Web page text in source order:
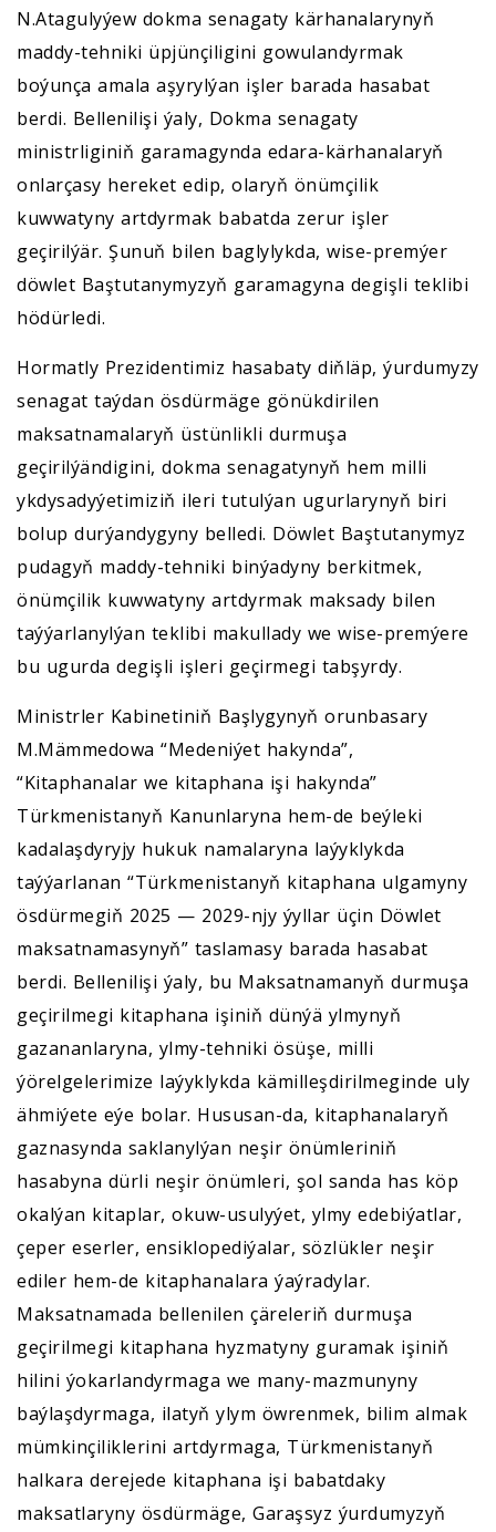
N.Atagulyýew dokma senagaty kärhanalarynyň
maddy-tehniki üpjünçiligini gowulandyrmak
boýunça amala aşyrylýan işler barada hasabat
berdi. Bellenilişi ýaly, Dokma senagaty
ministrliginiň garamagynda edara-kärhanalaryň
onlarçasy hereket edip, olaryň önümçilik
kuwwatyny artdyrmak babatda zerur işler
geçirilýär. Şunuň bilen baglylykda, wise-premýer
döwlet Baştutanymyzyň garamagyna degişli teklibi
hödürledi.
Hormatly Prezidentimiz hasabaty diňläp, ýurdumyzy
senagat taýdan ösdürmäge gönükdirilen
maksatnamalaryň üstünlikli durmuşa
geçirilýändigini, dokma senagatynyň hem milli
ykdysadyýetimiziň ileri tutulýan ugurlarynyň biri
bolup durýandygyny belledi. Döwlet Baştutanymyz
pudagyň maddy-tehniki binýadyny berkitmek,
önümçilik kuwwatyny artdyrmak maksady bilen
taýýarlanylýan teklibi makullady we wise-premýere
bu ugurda degişli işleri geçirmegi tabşyrdy.
Ministrler Kabinetiniň Başlygynyň orunbasary
M.Mämmedowa “Medeniýet hakynda”,
“Kitaphanalar we kitaphana işi hakynda”
Türkmenistanyň Kanunlaryna hem-de beýleki
kadalaşdyryjy hukuk namalaryna laýyklykda
taýýarlanan “Türkmenistanyň kitaphana ulgamyny
ösdürmegiň 2025 — 2029-njy ýyllar üçin Döwlet
maksatnamasynyň” taslamasy barada hasabat
berdi. Bellenilişi ýaly, bu Maksatnamanyň durmuşa
geçirilmegi kitaphana işiniň dünýä ylmynyň
gazananlaryna, ylmy-tehniki ösüşe, milli
ýörelgelerimize laýyklykda kämilleşdirilmeginde uly
ähmiýete eýe bolar. Hususan-da, kitaphanalaryň
gaznasynda saklanylýan neşir önümleriniň
hasabyna dürli neşir önümleri, şol sanda has köp
okalýan kitaplar, okuw-usulyýet, ylmy edebiýatlar,
çeper eserler, ensiklopediýalar, sözlükler neşir
ediler hem-de kitaphanalara ýaýradylar.
Maksatnamada bellenilen çäreleriň durmuşa
geçirilmegi kitaphana hyzmatyny guramak işiniň
hilini ýokarlandyrmaga we many-mazmunyny
baýlaşdyrmaga, ilatyň ylym öwrenmek, bilim almak
mümkinçiliklerini artdyrmaga, Türkmenistanyň
halkara derejede kitaphana işi babatdaky
maksatlaryny ösdürmäge, Garaşsyz ýurdumyzyň